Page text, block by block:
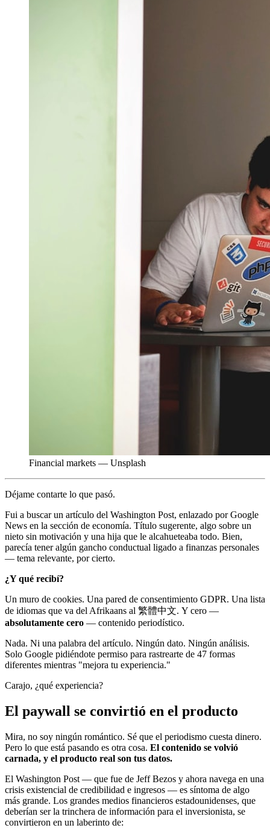
Financial markets — Unsplash
Déjame contarte lo que pasó.
Fui a buscar un artículo del Washington Post, enlazado por Google
News en la sección de economía. Título sugerente, algo sobre un
nieto sin motivación y una hija que le alcahueteaba todo. Bien,
parecía tener algún gancho conductual ligado a finanzas personales
— tema relevante, por cierto.
¿Y qué recibí?
Un muro de cookies. Una pared de consentimiento GDPR. Una lista
de idiomas que va del Afrikaans al 繁體中文. Y cero —
absolutamente cero — contenido periodístico.
Nada. Ni una palabra del artículo. Ningún dato. Ningún análisis.
Solo Google pidiéndote permiso para rastrearte de 47 formas
diferentes mientras "mejora tu experiencia."
Carajo, ¿qué experiencia?
El paywall se convirtió en el producto
Mira, no soy ningún romántico. Sé que el periodismo cuesta dinero.
Pero lo que está pasando es otra cosa. El contenido se volvió
carnada, y el producto real son tus datos.
El Washington Post — que fue de Jeff Bezos y ahora navega en una
crisis existencial de credibilidad e ingresos — es síntoma de algo
más grande. Los grandes medios financieros estadounidenses, que
deberían ser la trinchera de información para el inversionista, se
convirtieron en un laberinto de: